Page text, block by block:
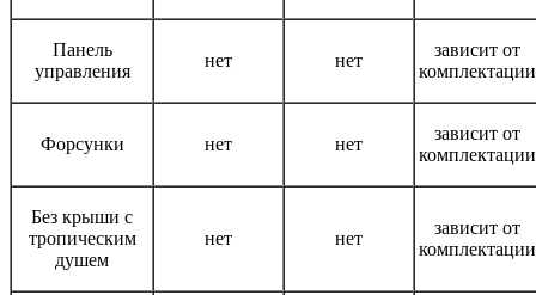
Панель
управления
нет нет
зависит от
комплектации
Форсунки нет нет
зависит от
комплектации
Без крыши с
тропическим
душем
нет нет
зависит от
комплектации